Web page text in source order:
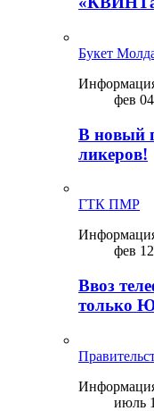
Букет
фев
В новый
ликepoв!
ГТК ПМР
фев
Ввоз
только
июль